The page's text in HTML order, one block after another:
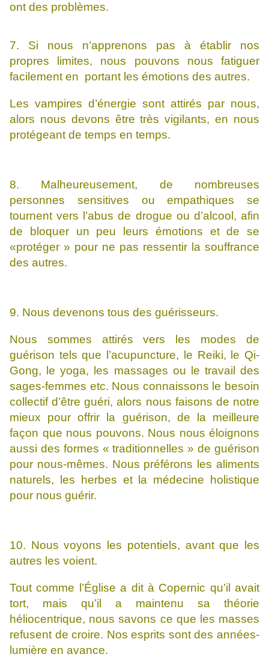
ont des problèmes.
7. Si nous n’apprenons pas à établir nos
propres limites, nous pouvons nous fatiguer
facilement en portant les émotions des autres.
Les vampires d’énergie sont attirés par nous,
alors nous devons être très vigilants, en nous
protégeant de temps en temps.
8. Malheureusement, de nombreuses
personnes sensitives ou empathiques se
tournent vers l’abus de drogue ou d’alcool, afin
de bloquer un peu leurs émotions et de se
«protéger » pour ne pas ressentir la souffrance
des autres.
9. Nous devenons tous des guérisseurs.
Nous sommes attirés vers les modes de
guérison tels que l’acupuncture, le Reiki, le Qi-
Gong, le yoga, les massages ou le travail des
sages-femmes etc. Nous connaissons le besoin
collectif d’être guéri, alors nous faisons de notre
mieux pour offrir la guérison, de la meilleure
façon que nous pouvons. Nous nous éloignons
aussi des formes « traditionnelles » de guérison
pour nous-mêmes. Nous préférons les aliments
naturels, les herbes et la médecine holistique
pour nous guérir.
10. Nous voyons les potentiels, avant que les
autres les voient.
Tout comme l’Église a dit à Copernic qu’il avait
tort, mais qu’il a maintenu sa théorie
héliocentrique, nous savons ce que les masses
refusent de croire. Nos esprits sont des années-
lumière en avance.